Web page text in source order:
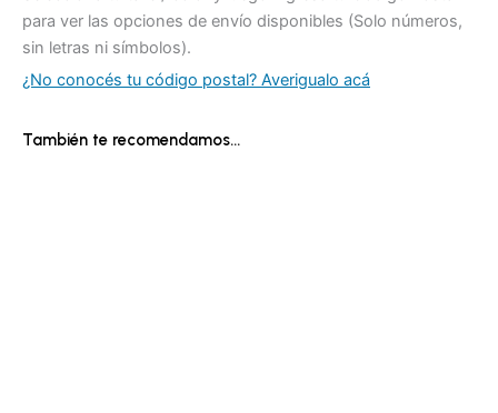
para ver las opciones de envío disponibles (Solo números,
sin letras ni símbolos).
¿No conocés tu código postal? Averigualo acá
También te recomendamos…